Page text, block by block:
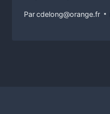
Parcdelong@orange.fr